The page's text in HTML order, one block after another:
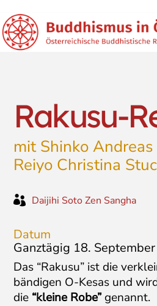
Rakusu-
mit Shinko
Reiyo Christina
 Daijihi Soto Zen Sangha
Datum
Ganztägig 18.
Das “Rakusu” ist die
bändigen O-Kesas und
die “kleine Robe” genannt.